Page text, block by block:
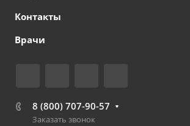
Контакты
Врачи
8 (800) 707-90-57
Заказать звонок